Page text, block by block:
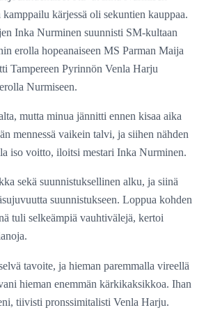
kärjessä oli sekuntien kauppaa.
Inka Nurminen suunnisti SM-kultaan
erolla hopeanaiseen MS Parman Maija
Tampereen Pyrinnön Venla Harju
Nurmiseen.
mutta minua jännitti ennen kisaa aika
mennessä vaikein talvi, ja siihen nähden
iso voitto, iloitsi mestari Inka Nurminen.
sekä suunnistuksellinen alku, ja siinä
suunnistukseen. Loppua kohden
tuli selkeämpiä vauhtivälejä, kertoi
tavoite, ja hieman paremmalla vireellä
hieman enemmän kärkikaksikkoa. Ihan
tiivisti pronssimitalisti Venla Harju.